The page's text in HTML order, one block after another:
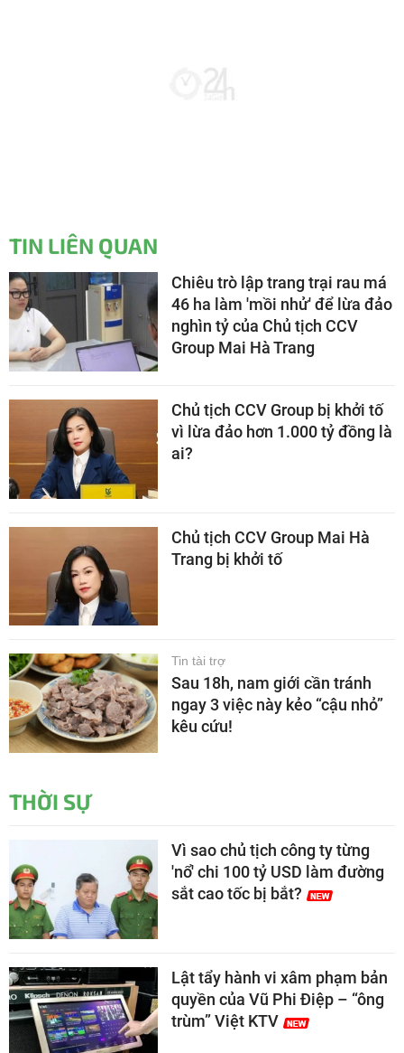
TIN LIÊN QUAN
Chiêu trò lập trang trại rau má
46 ha làm 'mồi nhử' để lừa đảo
nghìn tỷ của Chủ tịch CCV
Group Mai Hà Trang
Chủ tịch CCV Group bị khởi tố
vì lừa đảo hơn 1.000 tỷ đồng là
ai?
Chủ tịch CCV Group Mai Hà
Trang bị khởi tố
Tin tài trợ
Sau 18h, nam giới cần tránh
ngay 3 việc này kẻo “cậu nhỏ”
kêu cứu!
THỜI SỰ
Vì sao chủ tịch công ty từng
'nổ' chi 100 tỷ USD làm đường
sắt cao tốc bị bắt?
Lật tẩy hành vi xâm phạm bản
quyền của Vũ Phi Điệp – “ông
trùm” Việt KTV